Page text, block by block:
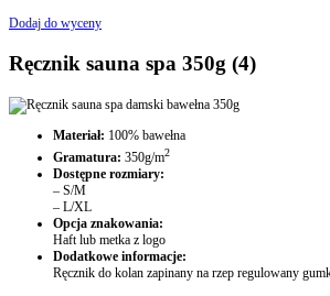
Dodaj do wyceny
Ręcznik sauna spa 350g (4)
Materiał: 100% bawełna
Gramatura: 350g/m2
Dostępne rozmiary:
– S/M
– L/XL
Opcja znakowania:
Haft lub metka z logo
Dodatkowe informacje:
Ręcznik do kolan zapinany na rzep regulowany